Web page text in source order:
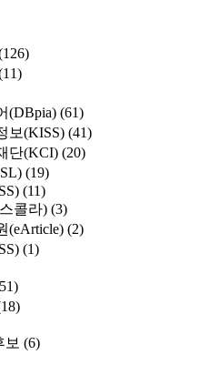
(DBpia) (61)
보(KISS) (41)
단(KCI) (20)
(19)
(11)
콜라) (3)
(eArticle) (2)
(1)
보 (6)